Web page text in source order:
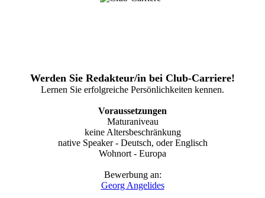
Werden Sie Redakteur/in bei Club-Carriere!
Lernen Sie erfolgreiche Persönlichkeiten kennen.
Voraussetzungen
Maturaniveau
keine Altersbeschränkung
native Speaker - Deutsch, oder Englisch
Wohnort - Europa
Bewerbung an:
Georg Angelides